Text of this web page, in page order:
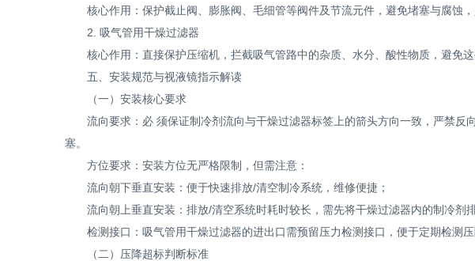
核心作用：保护截止阀、膨胀阀、毛细管等阀件及节流元件，避免堵塞与腐蚀，
2. 吸气管用干燥过滤器
核心作用：直接保护压缩机，拦截吸气管路中的杂质、水分、酸性物质，避免这
五、安装规范与视液镜指示解读
（一）安装核心要求
流向要求：必 须保证制冷剂流向与干燥过滤器标签上的箭头方向一致，严禁反
塞。
方位要求：安装方位无严格限制，但需注意：
流向朝下垂直安装：便于快速排放/清空制冷系统，维修便捷；
流向朝上垂直安装：排放/清空系统时耗时较长，需先将干燥过滤器内的制冷剂排
检测接口：吸气管用干燥过滤器的进出口需预留压力检测接口，便于定期检测压
（二）压降超标判断标准